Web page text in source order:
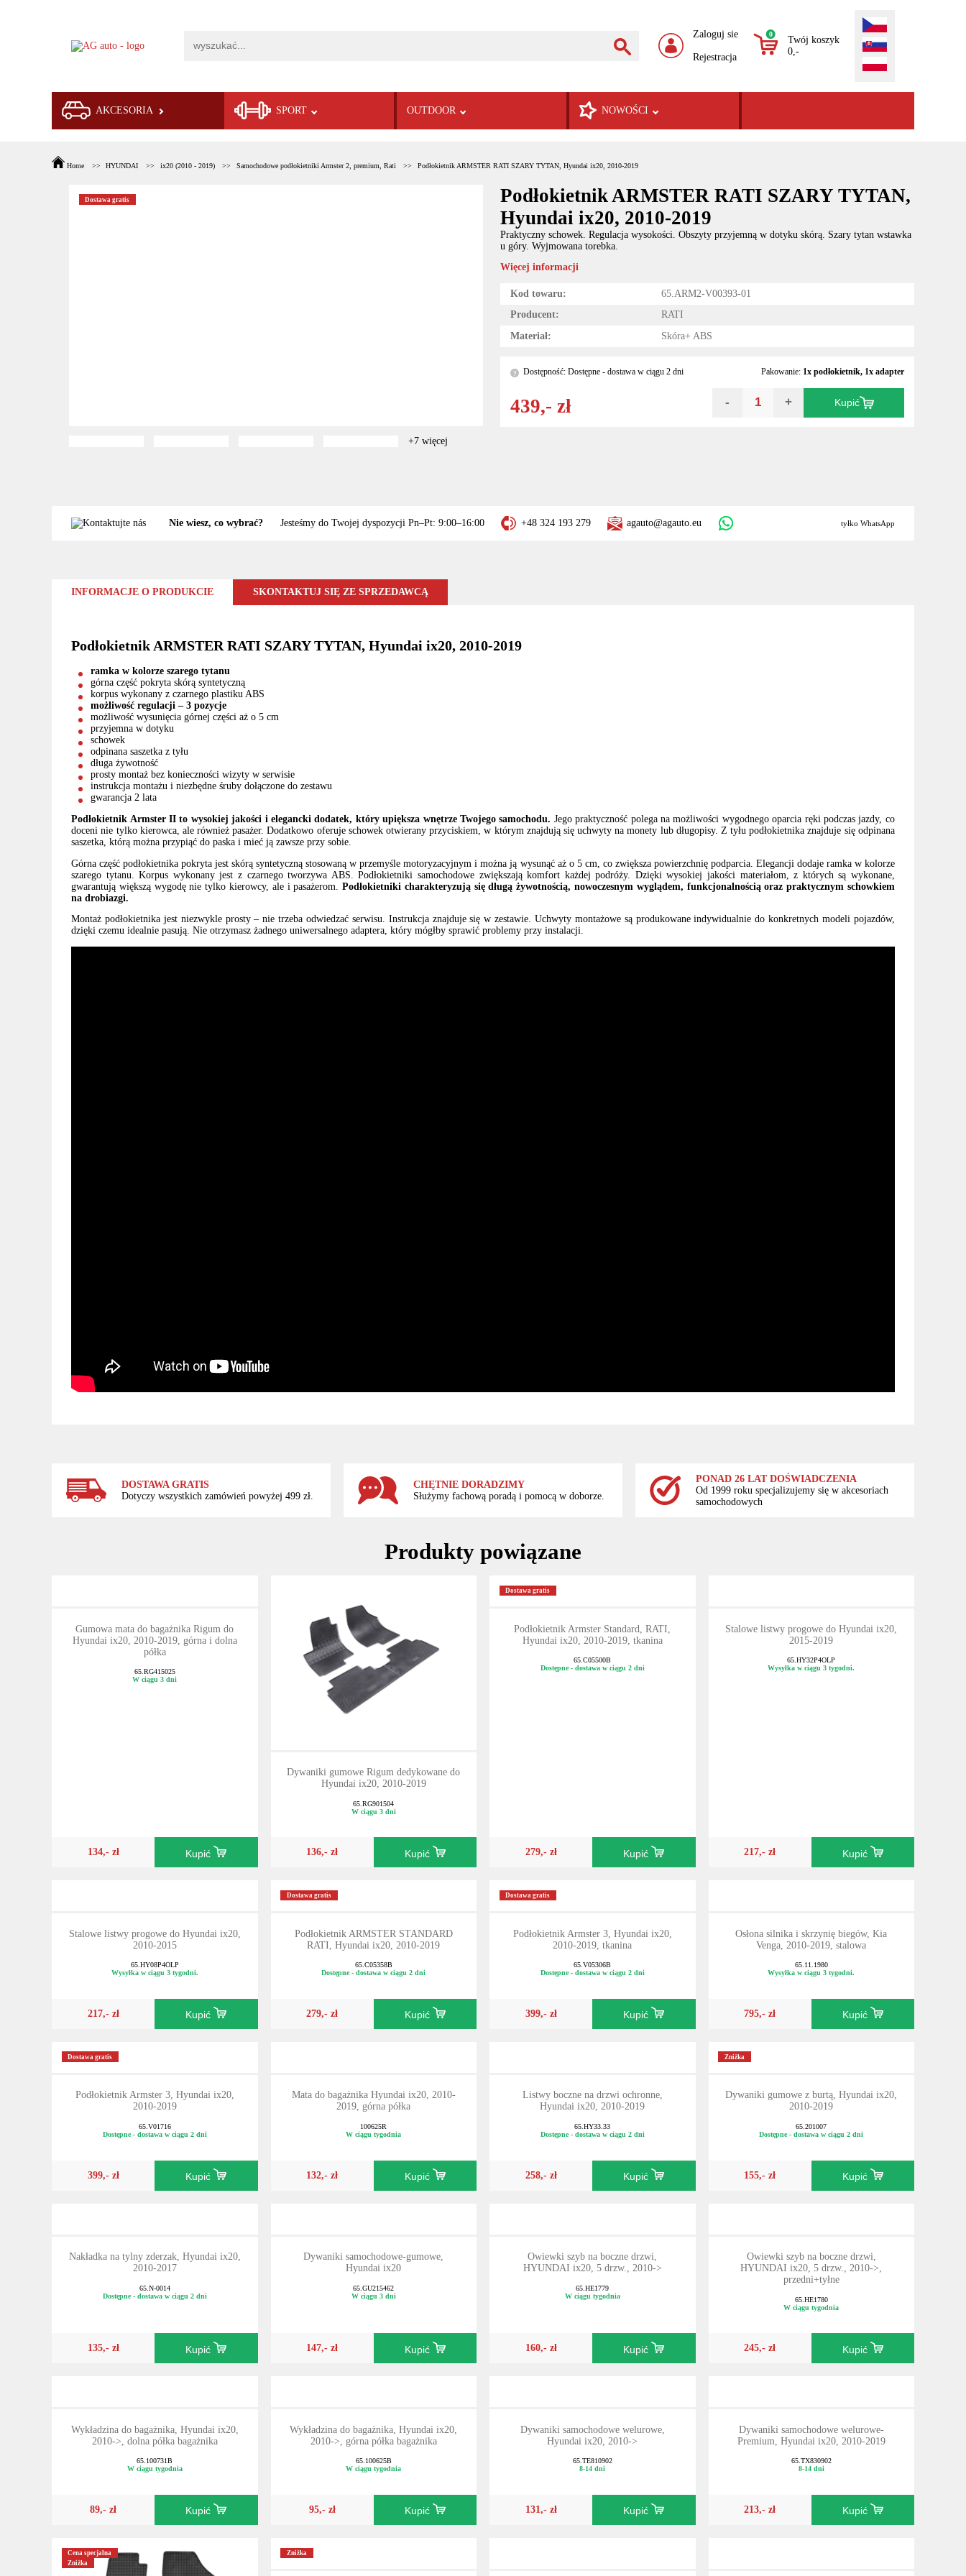
Zaloguj sie
Rejestracja
0
Twój koszyk
0,-
AKCESORIA SPORT OUTDOOR NOWOŚCI
Home HYUNDAI ix20 (2010 - 2019) Samochodowe podłokietniki Armster 2, premium, Rati Podłokietnik ARMSTER RATI SZARY TYTAN, Hyundai ix20, 2010-2019
Dostawa gratis
+7 więcej
Podłokietnik ARMSTER RATI SZARY TYTAN,
Hyundai ix20, 2010-2019
Praktyczny schowek. Regulacja wysokości. Obszyty przyjemną w dotyku skórą. Szary tytan wstawka
u góry. Wyjmowana torebka.
Więcej informacji
Kod towaru:
65.ARM2-V00393-01
Producent:
RATI
Materiał:
Skóra+ ABS
? Dostępność: Dostępne - dostawa w ciągu 2 dni Pakowanie: 1x podłokietnik, 1x adapter
439,- zł - + Kupić
Nie wiesz, co wybrać? Jesteśmy do Twojej dyspozycji Pn–Pt: 9:00–16:00 +48 324 193 279 agauto@agauto.eu tyłko WhatsApp
INFORMACJE O PRODUKCIE SKONTAKTUJ SIĘ ZE SPRZEDAWCĄ
Podłokietnik ARMSTER RATI SZARY TYTAN, Hyundai ix20, 2010-2019
ramka w kolorze szarego tytanu
górna część pokryta skórą syntetyczną
korpus wykonany z czarnego plastiku ABS
możliwość regulacji – 3 pozycje
możliwość wysunięcia górnej części aż o 5 cm
przyjemna w dotyku
schowek
odpinana saszetka z tyłu
długa żywotność
prosty montaż bez konieczności wizyty w serwisie
instrukcja montażu i niezbędne śruby dołączone do zestawu
gwarancja 2 lata
Podłokietnik Armster II to wysokiej jakości i elegancki dodatek, który upiększa wnętrze Twojego samochodu. Jego praktyczność polega na możliwości wygodnego oparcia ręki podczas jazdy, co
doceni nie tylko kierowca, ale również pasażer. Dodatkowo oferuje schowek otwierany przyciskiem, w którym znajdują się uchwyty na monety lub długopisy. Z tyłu podłokietnika znajduje się odpinana
saszetka, którą można przypiąć do paska i mieć ją zawsze przy sobie.
Górna część podłokietnika pokryta jest skórą syntetyczną stosowaną w przemyśle motoryzacyjnym i można ją wysunąć aż o 5 cm, co zwiększa powierzchnię podparcia. Elegancji dodaje ramka w kolorze
szarego tytanu. Korpus wykonany jest z czarnego tworzywa ABS. Podłokietniki samochodowe zwiększają komfort każdej podróży. Dzięki wysokiej jakości materiałom, z których są wykonane,
gwarantują większą wygodę nie tylko kierowcy, ale i pasażerom.Podłokietniki charakteryzują się długą żywotnością, nowoczesnym wyglądem, funkcjonalnością oraz praktycznym schowkiem
na drobiazgi.
Montaż podłokietnika jest niezwykle prosty – nie trzeba odwiedzać serwisu. Instrukcja znajduje się w zestawie. Uchwyty montażowe są produkowane indywidualnie do konkretnych modeli pojazdów,
dzięki czemu idealnie pasują. Nie otrzymasz żadnego uniwersalnego adaptera, który mógłby sprawić problemy przy instalacji.
DOSTAWA GRATIS
Dotyczy wszystkich zamówień powyżej 499 zł.
CHĘTNIE DORADZIMY
Służymy fachową poradą i pomocą w doborze.
PONAD 26 LAT DOŚWIADCZENIA
Od 1999 roku specjalizujemy się w akcesoriach
samochodowych
Produkty powiązane
Gumowa mata do bagażnika Rigum do
Hyundai ix20, 2010-2019, górna i dolna
półka
65.RG415025
W ciągu 3 dni
134,- zł Kupić
Dywaniki gumowe Rigum dedykowane do
Hyundai ix20, 2010-2019
65.RG901504
W ciągu 3 dni
136,- zł Kupić
Dostawa gratis
Podłokietnik Armster Standard, RATI,
Hyundai ix20, 2010-2019, tkanina
65.C05500B
Dostępne - dostawa w ciągu 2 dni
279,- zł Kupić
Stalowe listwy progowe do Hyundai ix20,
2015-2019
65.HY32P4OLP
Wysyłka w ciągu 3 tygodni.
217,- zł Kupić
Stalowe listwy progowe do Hyundai ix20,
2010-2015
65.HY08P4OLP
Wysyłka w ciągu 3 tygodni.
217,- zł Kupić
Dostawa gratis
Podłokietnik ARMSTER STANDARD
RATI, Hyundai ix20, 2010-2019
65.C05358B
Dostępne - dostawa w ciągu 2 dni
279,- zł Kupić
Dostawa gratis
Podłokietnik Armster 3, Hyundai ix20,
2010-2019, tkanina
65.V05306B
Dostępne - dostawa w ciągu 2 dni
399,- zł Kupić
Osłona silnika i skrzynię biegów, Kia
Venga, 2010-2019, stalowa
65.11.1980
Wysyłka w ciągu 3 tygodni.
795,- zł Kupić
Dostawa gratis
Podłokietnik Armster 3, Hyundai ix20,
2010-2019
65.V01716
Dostępne - dostawa w ciągu 2 dni
399,- zł Kupić
Mata do bagażnika Hyundai ix20, 2010-
2019, górna półka
100625R
W ciągu tygodnia
132,- zł Kupić
Listwy boczne na drzwi ochronne,
Hyundai ix20, 2010-2019
65.HY33.33
Dostępne - dostawa w ciągu 2 dni
258,- zł Kupić
Zniżka
Dywaniki gumowe z burtą, Hyundai ix20,
2010-2019
65.201007
Dostępne - dostawa w ciągu 2 dni
155,- zł Kupić
Nakładka na tylny zderzak, Hyundai ix20,
2010-2017
65.N-0014
Dostępne - dostawa w ciągu 2 dni
135,- zł Kupić
Dywaniki samochodowe-gumowe,
Hyundai ix20
65.GU215462
W ciągu 3 dni
147,- zł Kupić
Owiewki szyb na boczne drzwi,
HYUNDAI ix20, 5 drzw., 2010->
65.HE1779
W ciągu tygodnia
160,- zł Kupić
Owiewki szyb na boczne drzwi,
HYUNDAI ix20, 5 drzw., 2010->,
przedni+tyłne
65.HE1780
W ciągu tygodnia
245,- zł Kupić
Wykładzina do bagażnika, Hyundai ix20,
2010->, dolna półka bagażnika
65.100731B
W ciągu tygodnia
89,- zł Kupić
Wykładzina do bagażnika, Hyundai ix20,
2010->, górna półka bagażnika
65.100625B
W ciągu tygodnia
95,- zł Kupić
Dywaniki samochodowe welurowe,
Hyundai ix20, 2010->
65.TE810902
8-14 dni
131,- zł Kupić
Dywaniki samochodowe welurowe-
Premium, Hyundai ix20, 2010-2019
65.TX830902
8-14 dni
213,- zł Kupić
Cena specjalna
Zniżka
Zniżka